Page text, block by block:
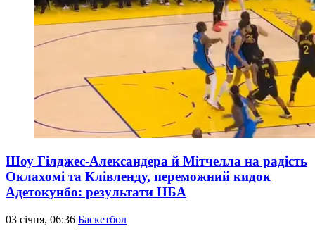
Шоу Гілджес-Александера й Мітчелла на радість
Оклахомі та Клівленду, переможний кидок
Адетокунбо: результати НБА
03 січня, 06:36 Баскетбол